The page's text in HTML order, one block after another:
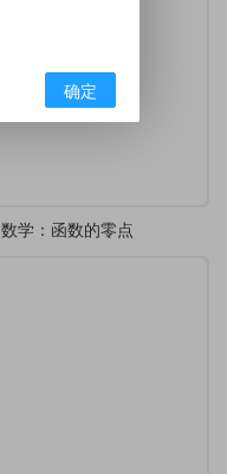
学：函数的零点
确定